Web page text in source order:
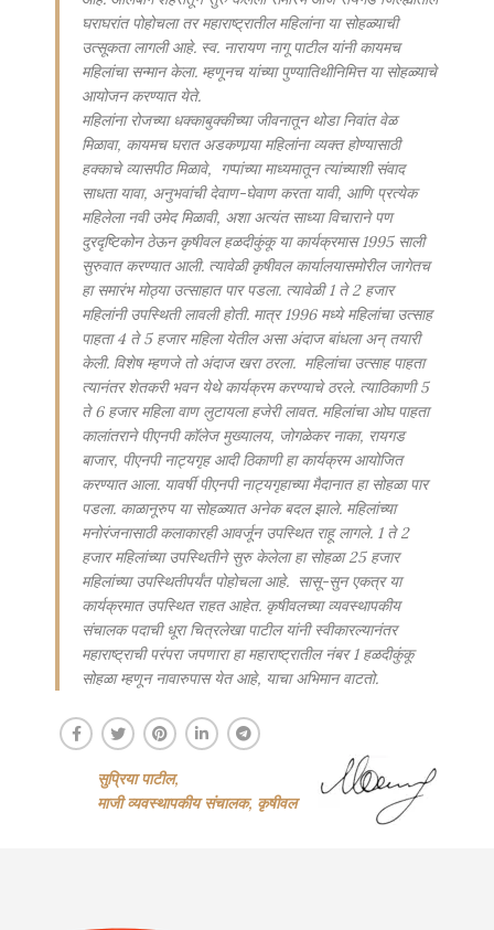
घराघरांत पोहोचला तर महाराष्ट्रातील महिलांना या सोहळ्याची
उत्सूकता लागली आहे. स्व. नारायण नागू पाटील यांनी कायमच
महिलांचा सन्मान केला. म्हणूनच यांच्या पुण्यातिथीनिमित्त या सोहळ्याचे
आयोजन करण्यात येते.
महिलांना रोजच्या धक्काबुक्कीच्या जीवनातून थोडा निवांत वेळ
मिळावा, कायमच घरात अडकणार्‍या महिलांना व्यक्त होण्यासाठी
हक्काचे व्यासपीठ मिळावे, गप्पांच्या माध्यमातून त्यांच्याशी संवाद
साधता यावा, अनुभवांची देवाण-घेवाण करता यावी, आणि प्रत्येक
महिलेला नवी उमेद मिळावी, अशा अत्यंत साध्या विचाराने पण
दुरदृष्टिकोन ठेऊन कृषीवल हळदीकुंकू या कार्यक्रमास 1995 साली
सुरुवात करण्यात आली. त्यावेळी कृषीवल कार्यालयासमोरील जागेतच
हा समारंभ मोठ्या उत्साहात पार पडला. त्यावेळी 1 ते 2 हजार
महिलांनी उपस्थिती लावली होती. मात्र 1996 मध्ये महिलांचा उत्साह
पाहता 4 ते 5 हजार महिला येतील असा अंदाज बांधला अन् तयारी
केली. विशेष म्हणजे तो अंदाज खरा ठरला. महिलांचा उत्साह पाहता
त्यानंतर शेतकरी भवन येथे कार्यक्रम करण्याचे ठरले. त्याठिकाणी 5
ते 6 हजार महिला वाण लुटायला हजेरी लावत. महिलांचा ओघ पाहता
कालांतराने पीएनपी कॉलेज मुख्यालय, जोगळेकर नाका, रायगड
बाजार, पीएनपी नाट्यगृह आदी ठिकाणी हा कार्यक्रम आयोजित
करण्यात आला. यावर्षी पीएनपी नाट्यगृहाच्या मैदानात हा सोहळा पार
पडला. काळानूरुप या सोहळ्यात अनेक बदल झाले. महिलांच्या
मनोरंजनासाठी कलाकारही आवर्जून उपस्थित राहू लागले. 1 ते 2
हजार महिलांच्या उपस्थितीने सुरु केलेला हा सोहळा 25 हजार
महिलांच्या उपस्थितीपर्यंत पोहोचला आहे. सासू-सुन एकत्र या
कार्यक्रमात उपस्थित राहत आहेत. कृषीवलच्या व्यवस्थापकीय
संचालक पदाची धूरा चित्रलेखा पाटील यांनी स्वीकारल्यानंतर
महाराष्ट्राची परंपरा जपणारा हा महाराष्ट्रातील नंबर 1 हळदीकुंकू
सोहळा म्हणून नावारुपास येत आहे, याचा अभिमान वाटतो.
सुप्रिया पाटील,
माजी व्यवस्थापकीय संचालक, कृषीवल